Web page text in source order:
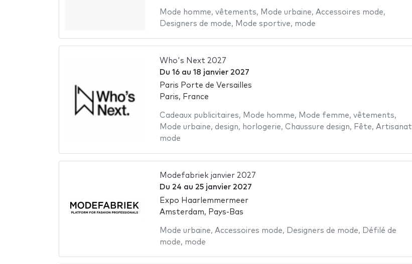
Mode homme, vêtements, Mode urbaine, Accessoires mode,
Designers de mode, Mode sportive, mode
Who's Next 2027
Du 16au 18 janvier 2027
Paris Porte de Versailles
Paris, France
Cadeaux publicitaires, Mode homme, Mode femme, vêtements,
Mode urbaine, design, horlogerie, Chaussure design, Fête, Artisanat
mode
Modefabriek janvier 2027
Du 24 au 25 janvier 2027
Expo Haarlemmermeer
Amsterdam, Pays-Bas
Mode urbaine, Accessoires mode, Designers de mode,
Défilé de
mode, mode